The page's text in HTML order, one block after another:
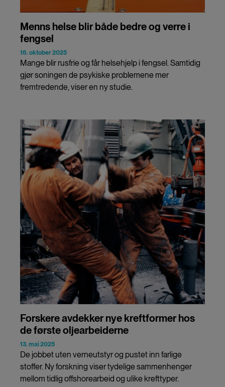
Menns helse blir både bedre og verre i
fengsel
16. oktober 2025
Mange blir rusfrie og får helsehjelp i fengsel. Samtidig
gjør soningen de psykiske problemene mer
fremtredende, viser en ny studie.
Forskere avdekker nye kreftformer hos
de første oljearbeiderne
13. mai 2025
De jobbet uten verneutstyr og pustet inn farlige
stoffer. Ny forskning viser tydelige sammenhenger
mellom tidlig offshorearbeid og ulike krefttyper.